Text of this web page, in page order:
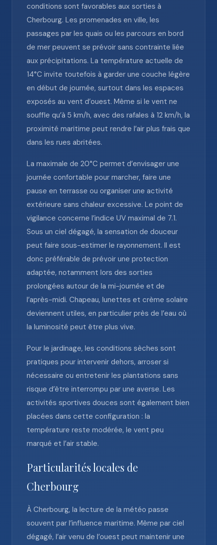
conditions sont favorables aux sorties à
Cherbourg. Les promenades en ville, les
passages par les quais ou les parcours en bord
de mer peuvent se prévoir sans contrainte liée
aux précipitations. La température actuelle de
14°C invite toutefois à garder une couche légère
en début de journée, surtout dans les espaces
exposés au vent d’ouest. Même si le vent ne
souffle qu’à 5 km/h, avec des rafales à 12 km/h, la
proximité maritime peut rendre l’air plus frais que
dans les rues abritées.
La maximale de 20°C permet d’envisager une
journée confortable pour marcher, faire une
pause en terrasse ou organiser une activité
extérieure sans chaleur excessive. Le point de
vigilance concerne l’indice UV maximal de 7.1.
Sous un ciel dégagé, la sensation de douceur
peut faire sous-estimer le rayonnement. Il est
donc préférable de prévoir une protection
adaptée, notamment lors des sorties
prolongées autour de la mi-journée et de
l’après-midi. Chapeau, lunettes et crème solaire
deviennent utiles, en particulier près de l’eau où
la luminosité peut être plus vive.
Pour le jardinage, les conditions sèches sont
pratiques pour intervenir dehors, arroser si
nécessaire ou entretenir les plantations sans
risque d’être interrompu par une averse. Les
activités sportives douces sont également bien
placées dans cette configuration : la
température reste modérée, le vent peu
marqué et l’air stable.
Particularités locales de
Cherbourg
À Cherbourg, la lecture de la météo passe
souvent par l’influence maritime. Même par ciel
dégagé, l’air venu de l’ouest peut maintenir une